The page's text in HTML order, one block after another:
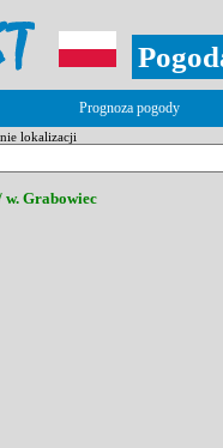
Prognoza pogody
lokalizacji
w. Grabowiec